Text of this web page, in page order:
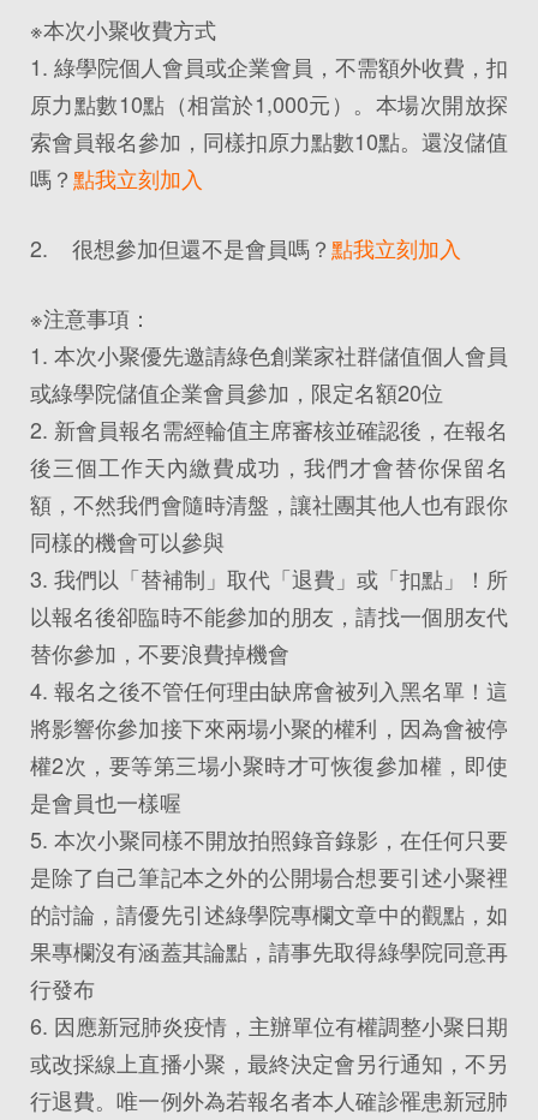
※本次小聚收費方式
1. 綠學院個人會員或企業會員，不需額外收費，扣
原力點數10點（相當於1,000元）。本場次開放探
索會員報名參加，同樣扣原力點數10點。還沒儲值
嗎？點我立刻加入
2. 很想參加但還不是會員嗎？點我立刻加入
※注意事項：
1. 本次小聚優先邀請綠色創業家社群儲值個人會員
或綠學院儲值企業會員參加，限定名額20位
2. 新會員報名需經輪值主席審核並確認後，在報名
後三個工作天內繳費成功，我們才會替你保留名
額，不然我們會隨時清盤，讓社團其他人也有跟你
同樣的機會可以參與
3. 我們以「替補制」取代「退費」或「扣點」！所
以報名後卻臨時不能參加的朋友，請找一個朋友代
替你參加，不要浪費掉機會
4. 報名之後不管任何理由缺席會被列入黑名單！這
將影響你參加接下來兩場小聚的權利，因為會被停
權2次，要等第三場小聚時才可恢復參加權，即使
是會員也一樣喔
5. 本次小聚同樣不開放拍照錄音錄影，在任何只要
是除了自己筆記本之外的公開場合想要引述小聚裡
的討論，請優先引述綠學院專欄文章中的觀點，如
果專欄沒有涵蓋其論點，請事先取得綠學院同意再
行發布
6. 因應新冠肺炎疫情，主辦單位有權調整小聚日期
或改採線上直播小聚，最終決定會另行通知，不另
行退費。唯一例外為若報名者本人確診罹患新冠肺